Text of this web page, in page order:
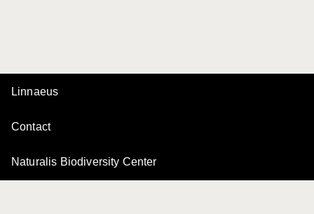
Linnaeus
Contact
Naturalis Biodiversity Center